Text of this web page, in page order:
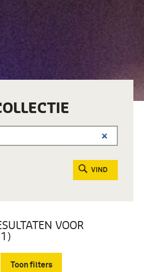
VIND
VOOR
Toon filters